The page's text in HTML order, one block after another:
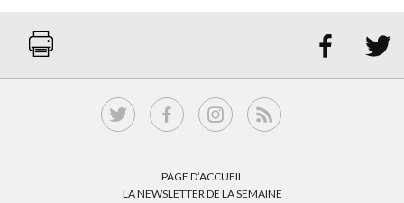
 
PAGE D’ACCUEIL
LA NEWSLETTER DE LA SEMAINE